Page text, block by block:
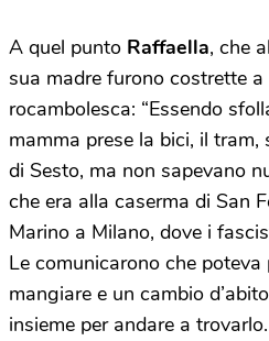
A quel punto Raffaella, che
sua madre furono costrette
rocambolesca: “Essendo
mamma prese la bici, il
di Sesto, ma non sapevano
che era alla caserma di San
Marino a Milano, dove i
Le comunicarono che
mangiare e un cambio
insieme per andare a